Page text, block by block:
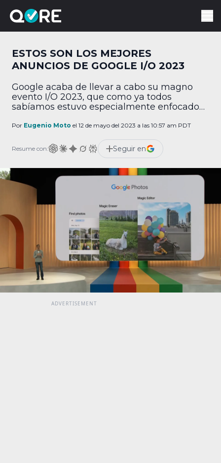
ESTOS SON LOS MEJORES
ANUNCIOS DE GOOGLE I/O 2023
Google acaba de llevar a cabo su magno
evento I/O 2023, que como ya todos
sabíamos estuvo especialmente enfocado
de que se revelaron varios dispositivos
aquí te dejamos los anuncios más
interesantes. Google agrega IA al buscador
Quizá lo más importante […]
Por Eugenio Moto el 12 de mayo del 2023 a las 10:57 am PDT
Resume con: Seguir en